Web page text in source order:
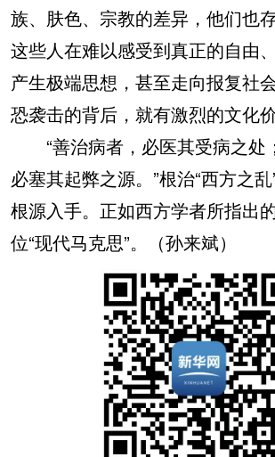
族、肤色、宗教的差异，他们也
这些人在难以感受到真正的自由
产生极端思想，甚至走向报复社
恐袭击的背后，就有激烈的文化价
“善治病者，必医其受病之处
必塞其起弊之源。”根治“西方之
根源入手。正如西方学者所指出
位“现代马克思”。（孙来斌）